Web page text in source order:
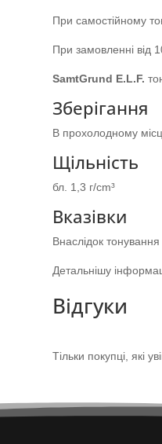
При самостійному
При замовленні від
SamtGrund E.L.F.
Зберігання
В прохолодному
Щільність
бл. 1,3 г/cm³
Вказівки
Внаслідок
Детальнішу
Відгуки
Тільки покупці, які